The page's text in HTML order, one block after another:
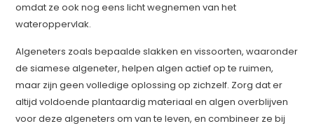
omdat ze ook nog eens licht wegnemen van het
wateroppervlak.
Algeneters zoals bepaalde slakken en vissoorten, waaronder
de siamese algeneter, helpen algen actief op te ruimen,
maar zijn geen volledige oplossing op zichzelf. Zorg dat er
altijd voldoende plantaardig materiaal en algen overblijven
voor deze algeneters om van te leven, en combineer ze bij